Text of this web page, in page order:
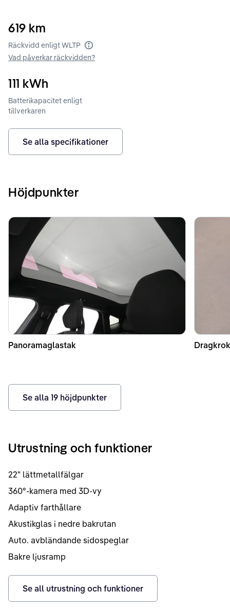
619 km
Räckvidd enligt WLTP
Vad påverkar räckvidden?
111 kWh
Batterikapacitet enligt
tillverkaren
Se alla specifikationer
Höjdpunkter
Panoramaglastak
Se alla 19 höjdpunkter
Utrustning och funktioner
22" lättmetallfälgar
360°-kamera med 3D-vy
Adaptiv farthållare
Akustikglas i nedre bakrutan
Auto. avbländande sidospeglar
Bakre ljusramp
Se all utrustning och funktioner